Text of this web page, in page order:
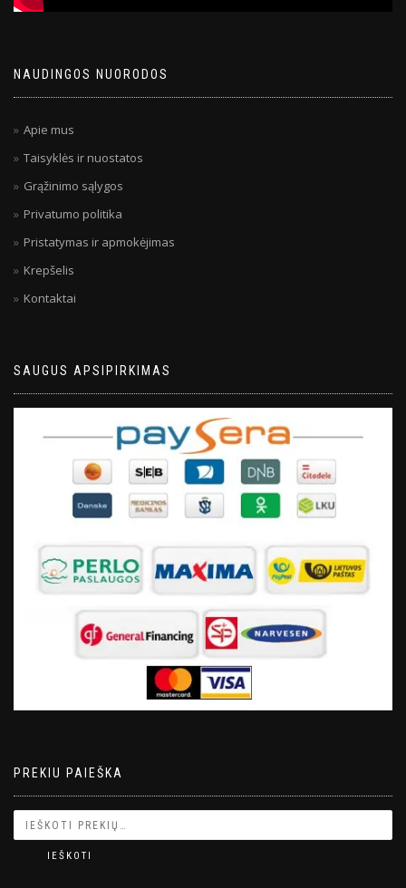
NAUDINGOS NUORODOS
Apie mus
Taisyklės ir nuostatos
Grąžinimo sąlygos
Privatumo politika
Pristatymas ir apmokėjimas
Krepšelis
Kontaktai
SAUGUS APSIPIRKIMAS
PREKIU PAIEŠKA
IEŠKOTI